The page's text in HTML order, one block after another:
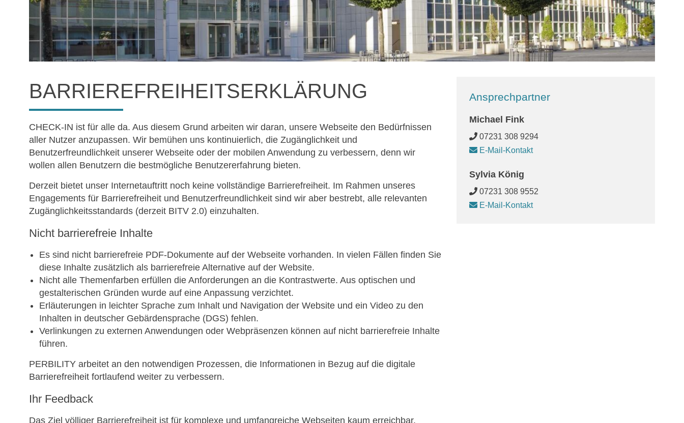
Ansprechpartner
Michael Fink
07231 308 9294
E-Mail-Kontakt
Sylvia König
07231 308 9552
E-Mail-Kontakt
BARRIEREFREIHEITSERKLÄRUNG
CHECK-IN ist für alle da. Aus diesem Grund arbeiten wir daran, unsere Webseite den Bedürfnissen
aller Nutzer anzupassen. Wir bemühen uns kontinuierlich, die Zugänglichkeit und
Benutzerfreundlichkeit unserer Webseite oder der mobilen Anwendung zu verbessern, denn wir
wollen allen Benutzern die bestmögliche Benutzererfahrung bieten.
Derzeit bietet unser Internetauftritt noch keine vollständige Barrierefreiheit. Im Rahmen unseres
Engagements für Barrierefreiheit und Benutzerfreundlichkeit sind wir aber bestrebt, alle relevanten
Zugänglichkeitsstandards (derzeit BITV 2.0) einzuhalten.
Nicht barrierefreie Inhalte
Es sind nicht barrierefreie PDF-Dokumente auf der Webseite vorhanden. In vielen Fällen finden Sie
diese Inhalte zusätzlich als barrierefreie Alternative auf der Website.
Nicht alle Themenfarben erfüllen die Anforderungen an die Kontrastwerte. Aus optischen und
gestalterischen Gründen wurde auf eine Anpassung verzichtet.
Erläuterungen in leichter Sprache zum Inhalt und Navigation der Website und ein Video zu den
Inhalten in deutscher Gebärdensprache (DGS) fehlen.
Verlinkungen zu externen Anwendungen oder Webpräsenzen können auf nicht barrierefreie Inhalte
führen.
PERBILITY arbeitet an den notwendigen Prozessen, die Informationen in Bezug auf die digitale
Barrierefreiheit fortlaufend weiter zu verbessern.
Ihr Feedback
Das Ziel völliger Barrierefreiheit ist für komplexe und umfangreiche Webseiten kaum erreichbar.